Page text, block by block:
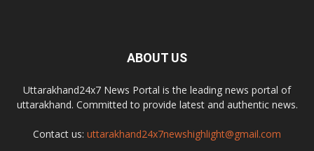
ABOUT US
Uttarakhand24x7 News Portal is the leading news portal of
uttarakhand. Committed to provide latest and authentic news.
Contact us: uttarakhand24x7newshighlight@gmail.com